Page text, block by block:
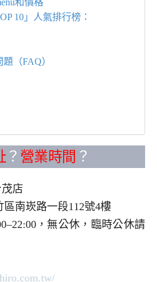
和價格
10」人氣排行榜：
（FAQ）
？ 營業時間 ？
店
南崁路一段112號4樓
，無公休，臨時公休請